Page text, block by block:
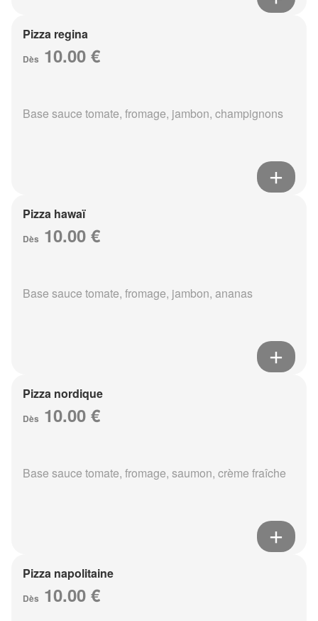
Pizza regina
Dès 10.00 €
Base sauce tomate, fromage, jambon, champignons
Pizza hawaï
Dès 10.00 €
Base sauce tomate, fromage, jambon, ananas
Pizza nordique
Dès 10.00 €
Base sauce tomate, fromage, saumon, crème fraîche
Pizza napolitaine
Dès 10.00 €